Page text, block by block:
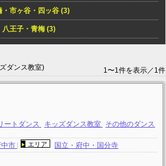
・市ヶ谷・四ッ谷 (3)
八王子・青梅 (3)
ダンス教室) 1〜1件を表示／1件
ートダンス キッズダンス教室 その他のダンス
中市 エリア 国立・府中・国分寺